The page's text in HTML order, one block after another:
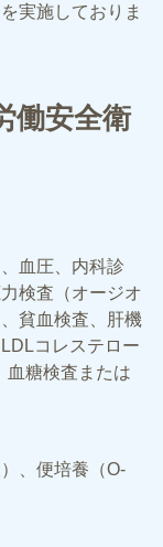
実施しておりま
働安全衛
血圧、内科診
検査（オージオ
貧血検査、肝機
コレステロー
血糖検査または
、便培養（O-